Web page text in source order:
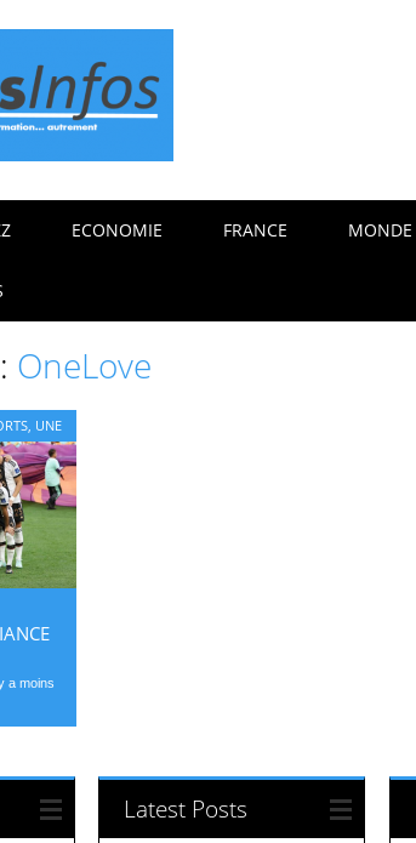
ECONOMIE FRANCE MONDE
OneLove
, UNE
a moins
Latest Posts